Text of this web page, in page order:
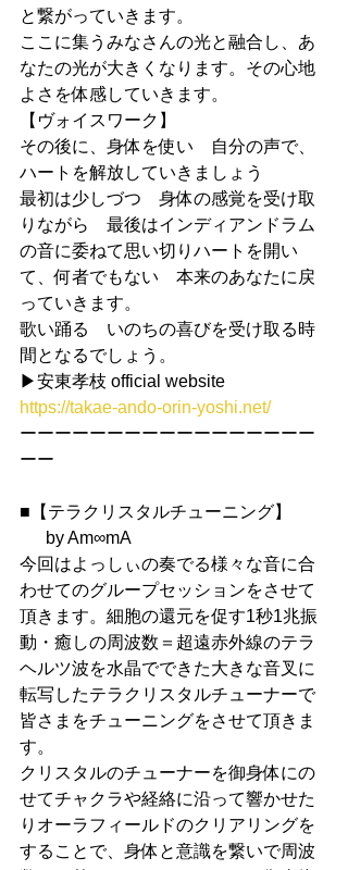
と繋がっていきます。
ここに集うみなさんの光と融合し、あ
なたの光が大きくなります。その心地
よさを体感していきます。
【ヴォイスワーク】
その後に、身体を使い　自分の声で、
ハートを解放していきましょう
最初は少しづつ　身体の感覚を受け取
りながら　最後はインディアンドラム
の音に委ねて思い切りハートを開い
て、何者でもない　本来のあなたに戻
っていきます。
歌い踊る　いのちの喜びを受け取る時
間となるでしょう。
▶︎安東孝枝 official website
https://takae-ando-orin-yoshi.net/
ーーーーーーーーーーーーーーーーー
ーー
■【テラクリスタルチューニング】
      by Am∞mA
今回はよっしぃの奏でる様々な音に合
わせてのグループセッションをさせて
頂きます。細胞の還元を促す1秒1兆振
動・癒しの周波数＝超遠赤外線のテラ
ヘルツ波を水晶でできた大きな音叉に
転写したテラクリスタルチューナーで
皆さまをチューニングをさせて頂きま
す。
クリスタルのチューナーを御身体にの
せてチャクラや経絡に沿って響かせた
りオーラフィールドのクリアリングを
することで、身体と意識を繋いで周波